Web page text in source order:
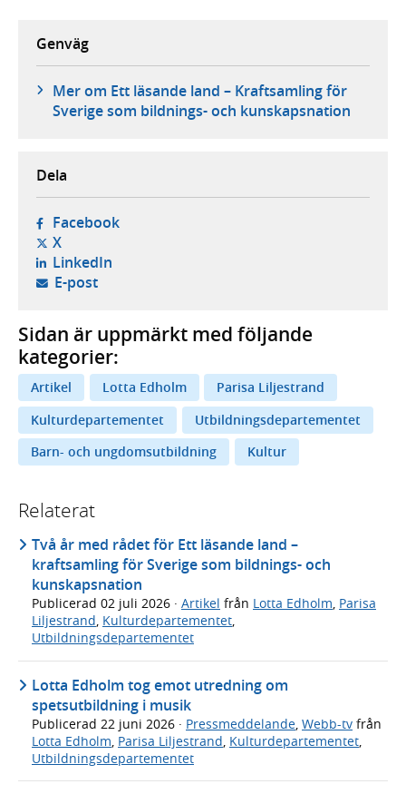
Genväg
Mer om Ett läsande land – Kraftsamling för
Sverige som bildnings- och kunskapsnation
Dela
Facebook- öppnas i ny flik, extern webbplats,
X- öppnas i ny flik, extern webbplats,
LinkedIn- öppnas i ny flik, extern webbplats,
E-post- öppnar din e-postklient,
Sidan är uppmärkt med följande
kategorier:
Artikel Lotta Edholm
Parisa Liljestrand
Kulturdepartementet
Utbildningsdepartementet
Barn- och ungdomsutbildning
Kultur
Relaterat
Två år med rådet för Ett läsande land –
kraftsamling för Sverige som bildnings- och
kunskapsnation
Publicerad 02 juli 2026 · Artikel från Lotta Edholm, Parisa
Liljestrand, Kulturdepartementet,
Utbildningsdepartementet
Lotta Edholm tog emot utredning om
spetsutbildning i musik
Publicerad 22 juni 2026 · Pressmeddelande, Webb-tv från
Lotta Edholm, Parisa Liljestrand, Kulturdepartementet,
Utbildningsdepartementet